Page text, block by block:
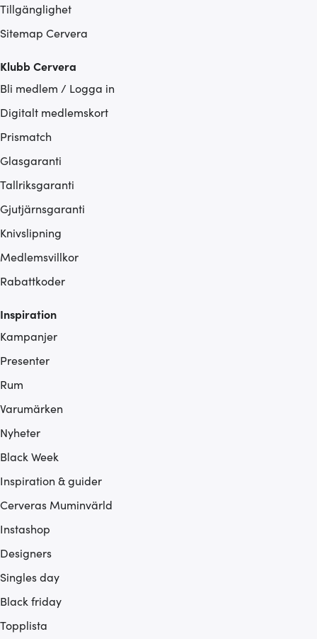
Tillgänglighet
Sitemap Cervera
Klubb Cervera
Bli medlem / Logga in
Digitalt medlemskort
Prismatch
Glasgaranti
Tallriksgaranti
Gjutjärnsgaranti
Knivslipning
Medlemsvillkor
Rabattkoder
Inspiration
Kampanjer
Presenter
Rum
Varumärken
Nyheter
Black Week
Inspiration & guider
Cerveras Muminvärld
Instashop
Designers
Singles day
Black friday
Topplista